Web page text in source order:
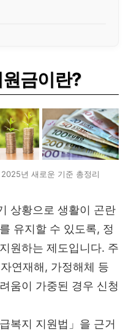
금이란?
년 새로운 기준 총정리
상황으로 생활이 곤란
유지할 수 있도록, 정
원하는 제도입니다. 주
연재해, 가정해체 등
움이 가중된 경우 신청
복지 지원법」을 근거